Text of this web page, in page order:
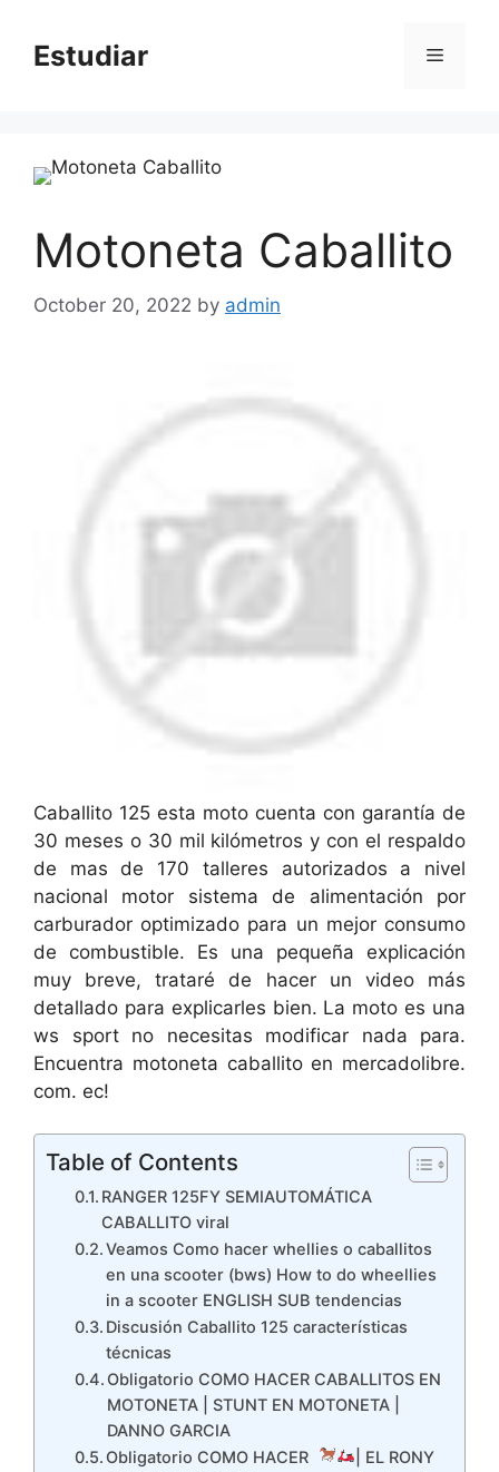
contentEstudiar Menu
Motoneta Caballito
October 20, 2022 by admin
Caballito 125 esta moto cuenta con garantía de
30 meses o 30 mil kilómetros y con el respaldo
de mas de 170 talleres autorizados a nivel
nacional motor sistema de alimentación por
carburador optimizado para un mejor consumo
de combustible. Es una pequeña explicación
muy breve, trataré de hacer un video más
detallado para explicarles bien. La moto es una
ws sport no necesitas modificar nada para.
Encuentra motoneta caballito en mercadolibre.
com. ec!
Table of Contents
RANGER 125FY SEMIAUTOMÁTICA
CABALLITO viral
Veamos Como hacer whellies o caballitos
en una scooter (bws) How to do wheellies
in a scooter ENGLISH SUB tendencias
Discusión Caballito 125 características
técnicas
Obligatorio COMO HACER CABALLITOS EN
MOTONETA | STUNT EN MOTONETA |
DANNO GARCIA
Obligatorio COMO HACER
| EL RONY